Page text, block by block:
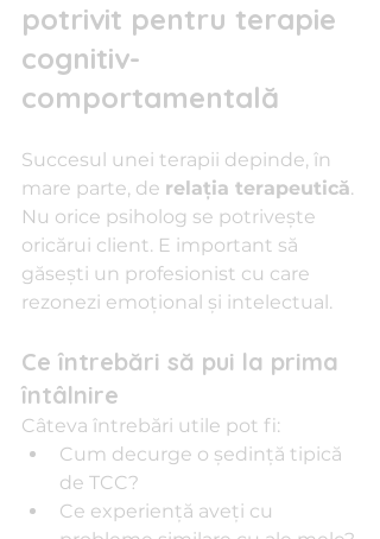
potrivit pentru terapie
cognitiv-
comportamentală
Succesul unei terapii depinde, în
mare parte, de relația terapeutică.
Nu orice psiholog se potrivește
oricărui client. E important să
găsești un profesionist cu care
rezonezi emoțional și intelectual.
Ce întrebări să pui la prima
întâlnire
Câteva întrebări utile pot fi:
Cum decurge o ședință tipică
de TCC?
Ce experiență aveți cu